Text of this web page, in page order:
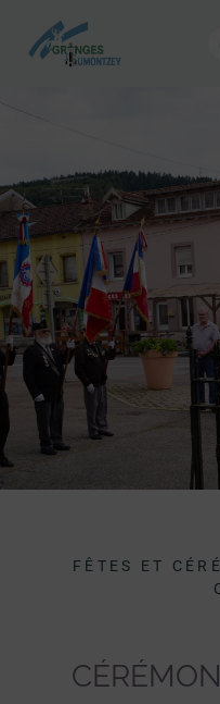
FÊTES ET